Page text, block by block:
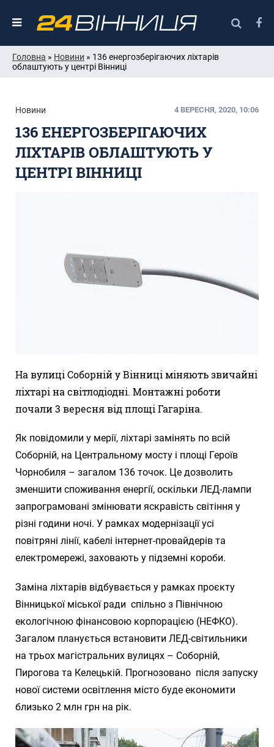
Головна » Новини » 136 енергозберігаючих ліхтарів
облаштують у центрі Вінниці
Новини 4 ВЕРЕСНЯ, 2020, 10:06
136 ЕНЕРГОЗБЕРІГАЮЧИХ
ЛІХТАРІВ ОБЛАШТУЮТЬ У
ЦЕНТРІ ВІННИЦІ
На вулиці Соборній у Вінниці міняють звичайні
ліхтарі на світлодіодні. Монтажні роботи
почали 3 вересня від площі Гагаріна.
Як повідомили у мерії, ліхтарі замінять по всій
Соборній, на Центральному мосту і площі Героїв
Чорнобиля – загалом 136 точок. Це дозволить
зменшити споживання енергії, оскільки ЛЕД-лампи
запрограмовані змінювати яскравість світіння у
різні години ночі. У рамках модернізації усі
повітряні лінії, кабелі інтернет-провайдерів та
електромережі, заховають у підземні короби.
Заміна ліхтарів відбувається у рамках проєкту
Вінницької міської ради спільно з Північною
екологічною фінансовою корпорацією (НЕФКО).
Загалом планується встановити ЛЕД-світильники
на трьох магістральних вулицях – Соборній,
Пирогова та Келецькій. Прогнозовано після запуску
нової системи освітлення місто буде економити
близько 2 млн грн на рік.